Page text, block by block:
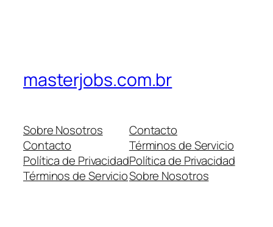
masterjobs.com.br
Sobre Nosotros
Contacto
Política de Privacidad
Términos de Servicio
Contacto
Términos de Servicio
Política de Privacidad
Sobre Nosotros